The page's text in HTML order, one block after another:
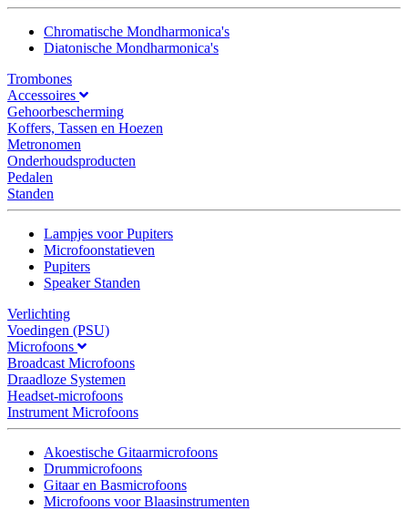
Chromatische Mondharmonica's
Diatonische Mondharmonica's
Trombones
Accessoires
Gehoorbescherming
Koffers, Tassen en Hoezen
Metronomen
Onderhoudsproducten
Pedalen
Standen
Lampjes voor Pupiters
Microfoonstatieven
Pupiters
Speaker Standen
Verlichting
Voedingen (PSU)
Microfoons
Broadcast Microfoons
Draadloze Systemen
Headset-microfoons
Instrument Microfoons
Akoestische Gitaarmicrofoons
Drummicrofoons
Gitaar en Basmicrofoons
Microfoons voor Blaasinstrumenten